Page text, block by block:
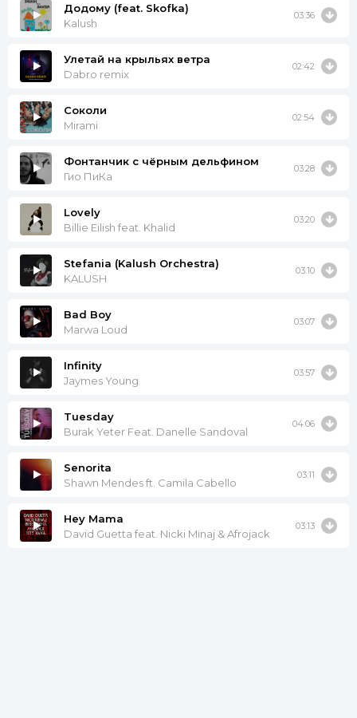
Додому (feat. Skofka)
Kalush
03:36
Улетай на крыльях ветра
Dabro remix
02:42
Соколи
Mirami
02:54
Фонтанчик с чёрным дельфином
Гио ПиКа
03:28
Lovely
Billie Eilish feat. Khalid
03:20
Stefania (Kalush Orchestra)
KALUSH
03:10
Bad Boy
Marwa Loud
03:07
Infinity
Jaymes Young
03:57
Tuesday
Burak Yeter Feat. Danelle Sandoval
04:06
Senorita
Shawn Mendes ft. Camila Cabello
03:11
Hey Mama
David Guetta feat. Nicki Minaj & Afrojack
03:13